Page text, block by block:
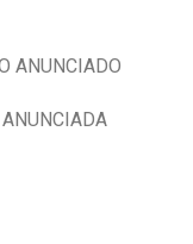
ANUNCIADO